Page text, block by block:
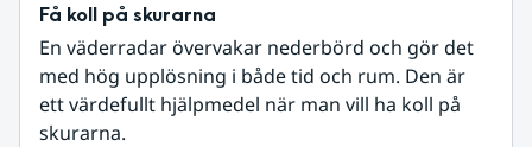
Få koll på skurarna
En väderradar övervakar nederbörd och gör det
med hög upplösning i både tid och rum. Den är
ett värdefullt hjälpmedel när man vill ha koll på
skurarna.